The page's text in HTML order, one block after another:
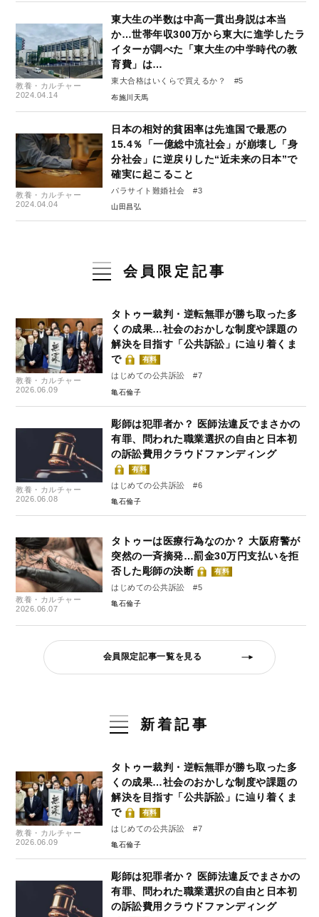
教養・カルチャー
2024.04.14
東大生の半数は中高一貫出身説は本当
か…世帯年収300万から東大に進学したラ
イターが調べた「東大生の中学時代の教
育費」は…
東大合格はいくらで買えるか？ #5
布施川天馬
教養・カルチャー
2024.04.04
日本の相対的貧困率は先進国で最悪の
15.4％「一億総中流社会」が崩壊し「身
分社会」に逆戻りした“近未来の日本”で
確実に起こること
パラサイト難婚社会 #3
山田昌弘
会員限定記事
教養・カルチャー
2026.06.09
タトゥー裁判・逆転無罪が勝ち取った多
くの成果…社会のおかしな制度や課題の
解決を目指す「公共訴訟」に辿り着くま
で
有料
はじめての公共訴訟 #7
亀石倫子
教養・カルチャー
2026.06.08
彫師は犯罪者か？ 医師法違反でまさかの
有罪、問われた職業選択の自由と日本初
の訴訟費用クラウドファンディング
有料
はじめての公共訴訟 #6
亀石倫子
教養・カルチャー
2026.06.07
タトゥーは医療行為なのか？ 大阪府警が
突然の一斉摘発…罰金30万円支払いを拒
否した彫師の決断
有料
はじめての公共訴訟 #5
亀石倫子
会員限定記事一覧を見る
新着記事
教養・カルチャー
2026.06.09
タトゥー裁判・逆転無罪が勝ち取った多
くの成果…社会のおかしな制度や課題の
解決を目指す「公共訴訟」に辿り着くま
で
有料
はじめての公共訴訟 #7
亀石倫子
彫師は犯罪者か？ 医師法違反でまさかの
有罪、問われた職業選択の自由と日本初
の訴訟費用クラウドファンディング